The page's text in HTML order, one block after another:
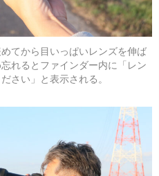
てから目いっぱいレンズを伸ば
れるとファインダー内に「レン
さい」と表示される。